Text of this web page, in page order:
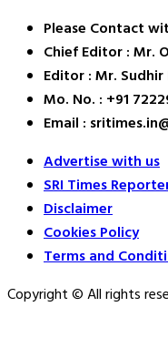
Please Contact
Chief Editor : Mr.
Editor : Mr. Sudhir
Mo. No. : +91
Email :
Advertise with us
SRI Times
Disclaimer
Cookies Policy
Terms and
Copyright © All rights